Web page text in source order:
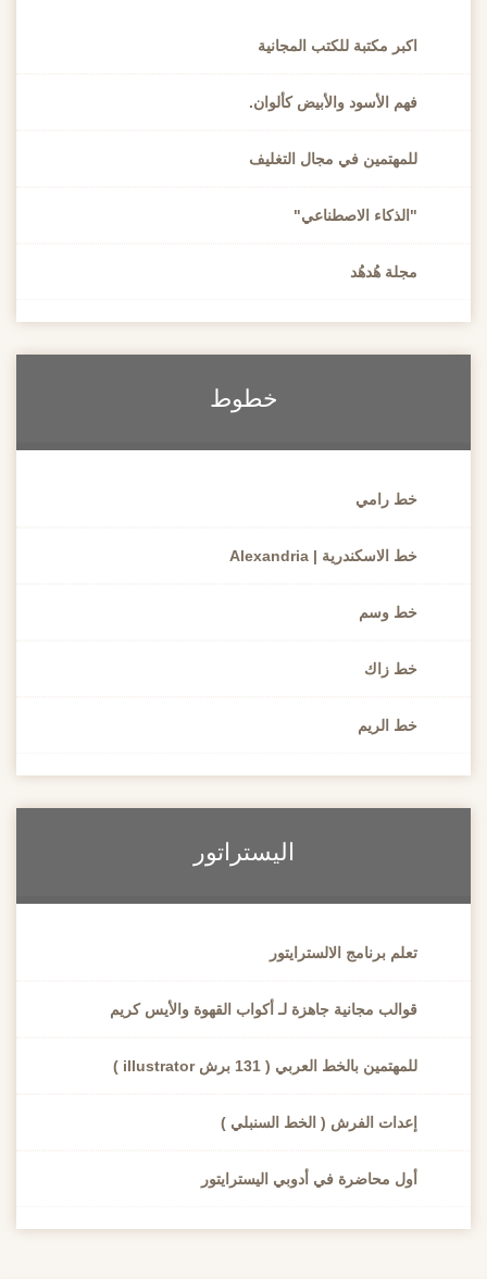
اكبر مكتبة للكتب المجانية
فهم الأسود والأبيض كألوان.
للمهتمين في مجال التغليف
"الذكاء الاصطناعي"
مجلة هُدهُد
خطوط
خط رامي
خط الاسكندرية | Alexandria
خط وسم
خط زاك
خط الريم
اليستراتور
تعلم برنامج الالسترايتور
قوالب مجانية جاهزة لـ أكواب القهوة والأيس كريم
للمهتمين بالخط العربي ( 131 برش illustrator )
إعدات الفرش ( الخط السنبلي )
أول محاضرة في أدوبي اليسترايتور